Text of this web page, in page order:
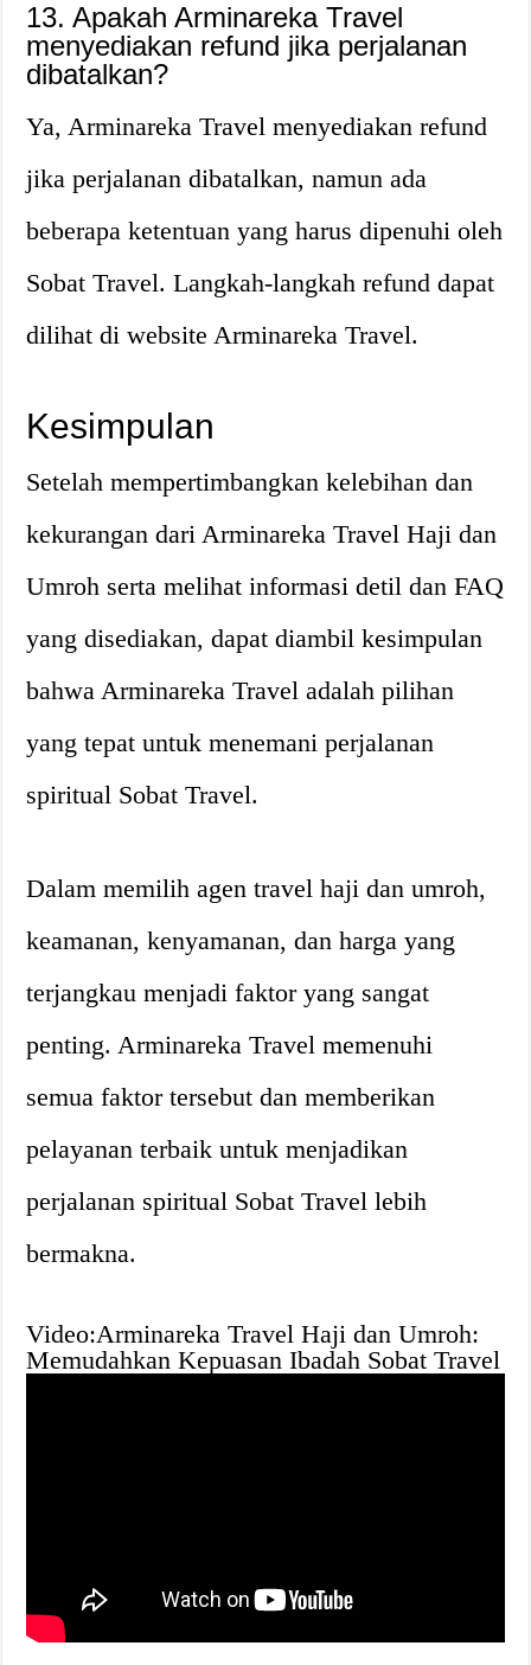
13. Apakah Arminareka Travel
menyediakan refund jika perjalanan
dibatalkan?
Ya, Arminareka Travel menyediakan refund
jika perjalanan dibatalkan, namun ada
beberapa ketentuan yang harus dipenuhi oleh
Sobat Travel. Langkah-langkah refund dapat
dilihat di website Arminareka Travel.
Kesimpulan
Setelah mempertimbangkan kelebihan dan
kekurangan dari Arminareka Travel Haji dan
Umroh serta melihat informasi detil dan FAQ
yang disediakan, dapat diambil kesimpulan
bahwa Arminareka Travel adalah pilihan
yang tepat untuk menemani perjalanan
spiritual Sobat Travel.
Dalam memilih agen travel haji dan umroh,
keamanan, kenyamanan, dan harga yang
terjangkau menjadi faktor yang sangat
penting. Arminareka Travel memenuhi
semua faktor tersebut dan memberikan
pelayanan terbaik untuk menjadikan
perjalanan spiritual Sobat Travel lebih
bermakna.
Video:Arminareka Travel Haji dan Umroh:
Memudahkan Kepuasan Ibadah Sobat Travel